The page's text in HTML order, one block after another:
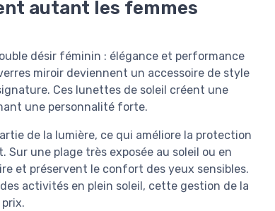
autant les femmes
désir féminin : élégance et performance
miroir deviennent un accessoire de style
Ces lunettes de soleil créent une
une personnalité forte.
de la lumière, ce qui améliore la protection
Sur une plage très exposée au soleil ou en
et préservent le confort des yeux sensibles.
activités en plein soleil, cette gestion de la